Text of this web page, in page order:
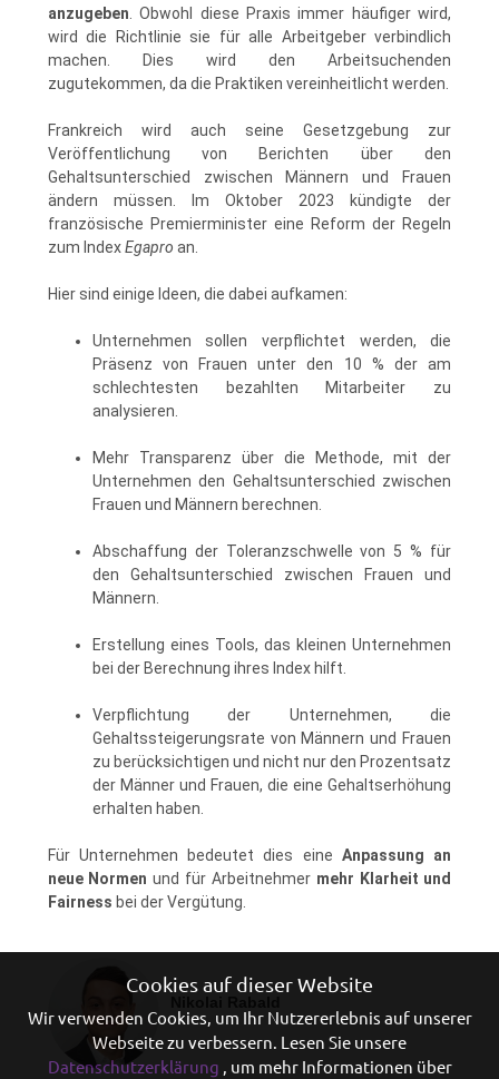
anzugeben . Obwohl diese Praxis immer häufiger wird,
wird die Richtlinie sie für alle Arbeitgeber verbindlich
machen. Dies wird den Arbeitsuchenden
zugutekommen, da die Praktiken vereinheitlicht werden.
Frankreich wird auch seine Gesetzgebung zur
Veröffentlichung von Berichten über den
Gehaltsunterschied zwischen Männern und Frauen
ändern müssen. Im Oktober 2023 kündigte der
französische Premierminister eine Reform der Regeln
zum IndexEgapro an.
Hier sind einige Ideen, die dabei aufkamen:
Unternehmen sollen verpflichtet werden, die
Präsenz von Frauen unter den 10 % der am
schlechtesten bezahlten Mitarbeiter zu
analysieren.
Mehr Transparenz über die Methode, mit der
Unternehmen den Gehaltsunterschied zwischen
Frauen und Männern berechnen.
Abschaffung der Toleranzschwelle von 5 % für
den Gehaltsunterschied zwischen Frauen und
Männern.
Erstellung eines Tools, das kleinen Unternehmen
bei der Berechnung ihres Index hilft.
Verpflichtung der Unternehmen, die
Gehaltssteigerungsrate von Männern und Frauen
zu berücksichtigen und nicht nur den Prozentsatz
der Männer und Frauen, die eine Gehaltserhöhung
erhalten haben.
Für Unternehmen bedeutet dies eineAnpassung an
neue Normen und für Arbeitnehmer mehr Klarheit und
Fairness bei der Vergütung.
Cookies auf dieser Website
Wir verwenden Cookies, um Ihr Nutzererlebnis auf unserer
Webseite zu verbessern. Lesen Sie unsere
Datenschutzerklärung , um mehr Informationen über